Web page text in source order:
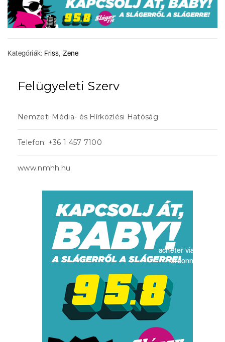
Kategóriák: Friss Zene
Felügyeleti Szerv
Nemzeti Média- és Hírközlési Hatóság
Telefon: +36 1 457 7100
www.nmhh.hu
acheter viagra sans
ordonnance